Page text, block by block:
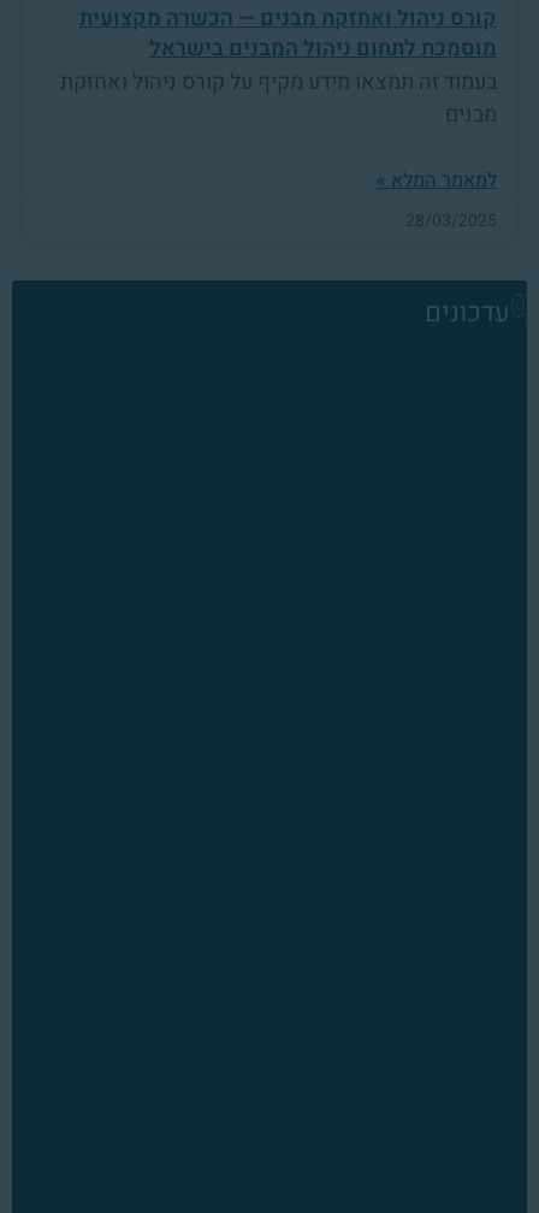
קורס ניהול ואחזקת מבנים — הכשרה מקצועית
מוסמכת לתחום ניהול המבנים בישראל
בעמוד זה תמצאו מידע מקיף על קורס ניהול ואחזקת
מבנים
למאמר המלא »
28/03/2025
עדכונים